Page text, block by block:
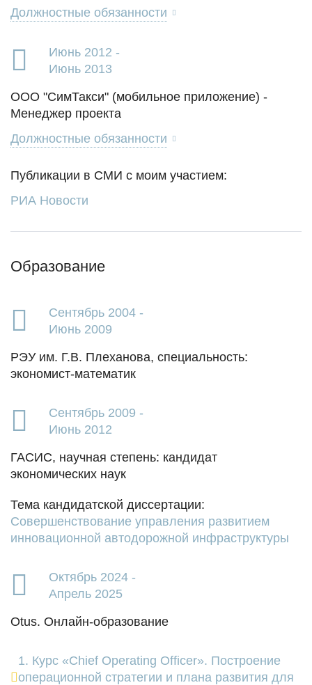
Должностные обязанности
Июнь 2012 -
Июнь 2013
ООО "СимТакси" (мобильное приложение) -
Менеджер проекта
Должностные обязанности
Публикации в СМИ с моим участием:
РИА Новости
Образование
Сентябрь 2004 -
Июнь 2009
РЭУ им. Г.В. Плеханова, специальность:
экономист-математик
Сентябрь 2009 -
Июнь 2012
ГАСИС, научная степень: кандидат
экономических наук
Тема кандидатской диссертации:
Совершенствование управления развитием
инновационной автодорожной инфраструктуры
Октябрь 2024 -
Апрель 2025
Otus. Онлайн-образование
1. Курс «Chief Operating Officer». Построение
операционной стратегии и плана развития для